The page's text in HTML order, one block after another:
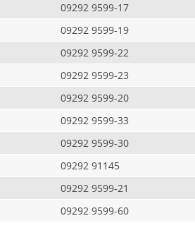
09292 9599-17
09292 9599-19
09292 9599-22
09292 9599-23
09292 9599-20
09292 9599-33
09292 9599-30
09292 91145
09292 9599-21
09292 9599-60